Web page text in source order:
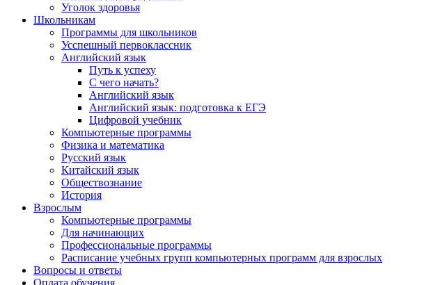
Уголок здоровья
Школьникам
Программы для школьников
Усспешный первоклассник
Английский язык
Путь к успеху
С чего начать?
Английский язык
Английский язык: подготовка к ЕГЭ
Цифровой учебник
Компьютерные программы
Физика и математика
Русский язык
Китайский язык
Обществознание
История
Взрослым
Компьютерные программы
Для начинающих
Профессиональные программы
Расписание учебных групп компьютерных программ для взрослых
Вопросы и ответы